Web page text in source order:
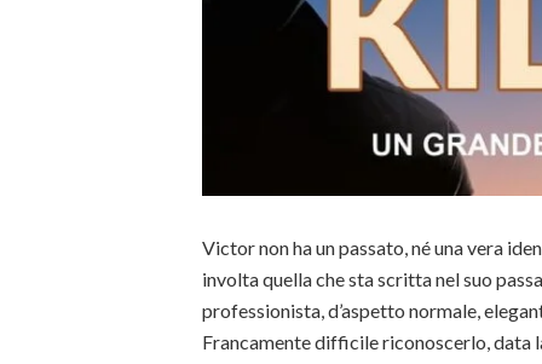
Victor non ha un passato, né una vera
involta quella che sta scritta nel suo
professionista, d’aspetto normale,
Francamente difficile riconoscerlo, data